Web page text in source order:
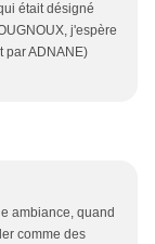
était désigné
j'espère
par ADNANE)
ambiance, quand
comme des